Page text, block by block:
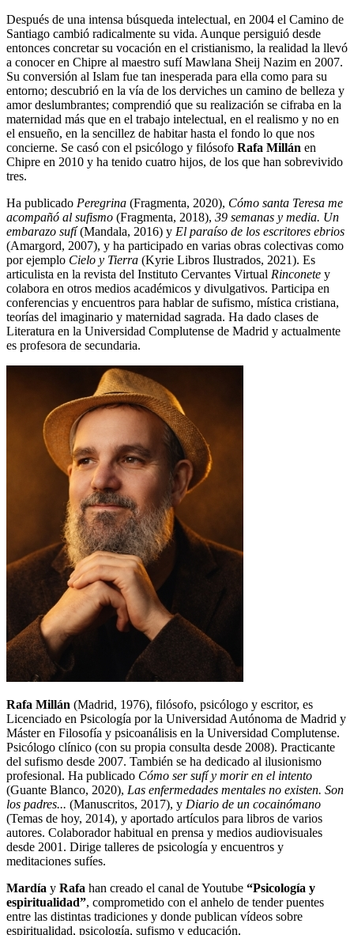
Después de una intensa búsqueda intelectual, en 2004 el Camino de
Santiago cambió radicalmente su vida. Aunque persiguió desde
entonces concretar su vocación en el cristianismo, la realidad la llevó
a conocer en Chipre al maestro sufí Mawlana Sheij Nazim en 2007.
Su conversión al Islam fue tan inesperada para ella como para su
entorno; descubrió en la vía de los derviches un camino de belleza y
amor deslumbrantes; comprendió que su realización se cifraba en la
maternidad más que en el trabajo intelectual, en el realismo y no en
el ensueño, en la sencillez de habitar hasta el fondo lo que nos
concierne. Se casó con el psicólogo y filósofo Rafa Millán en
Chipre en 2010 y ha tenido cuatro hijos, de los que han sobrevivido
tres.
Ha publicado Peregrina (Fragmenta, 2020), Cómo santa Teresa me
acompañó al sufismo (Fragmenta, 2018), 39 semanas y media. Un
embarazo sufí(Mandala, 2016) y El paraíso de los escritores ebrios
(Amargord, 2007), y ha participado en varias obras colectivas como
por ejemplo Cielo y Tierra (Kyrie Libros Ilustrados, 2021). Es
articulista en la revista del Instituto Cervantes Virtual Rinconete y
colabora en otros medios académicos y divulgativos. Participa en
conferencias y encuentros para hablar de sufismo, mística cristiana,
teorías del imaginario y maternidad sagrada. Ha dado clases de
Literatura en la Universidad Complutense de Madrid y actualmente
es profesora de secundaria.
Rafa Millán (Madrid, 1976), filósofo, psicólogo y escritor, es
Licenciado en Psicología por la Universidad Autónoma de Madrid y
Máster en Filosofía y psicoanálisis en la Universidad Complutense.
Psicólogo clínico (con su propia consulta desde 2008). Practicante
del sufismo desde 2007. También se ha dedicado al ilusionismo
profesional. Ha publicado Cómo ser sufí y morir en el intento
(Guante Blanco, 2020), Las enfermedades mentales no existen. Son
los padres... (Manuscritos, 2017), y Diario de un cocainómano
(Temas de hoy, 2014), y aportado artículos para libros de varios
autores. Colaborador habitual en prensa y medios audiovisuales
desde 2001. Dirige talleres de psicología y encuentros y
meditaciones sufíes.
Mardía y Rafa han creado el canal de Youtube “Psicología y
espiritualidad”, comprometido con el anhelo de tender puentes
entre las distintas tradiciones y donde publican vídeos sobre
espiritualidad, psicología, sufismo y educación.